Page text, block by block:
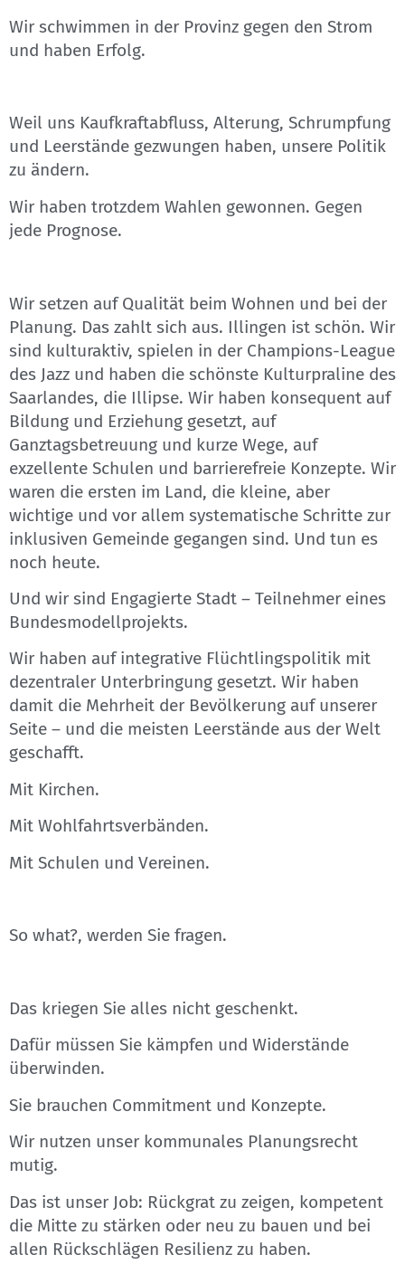
Wir schwimmen in der Provinz gegen den Strom
und haben Erfolg.
Weil uns Kaufkraftabfluss, Alterung, Schrumpfung
und Leerstände gezwungen haben, unsere Politik
zu ändern.
Wir haben trotzdem Wahlen gewonnen. Gegen
jede Prognose.
Wir setzen auf Qualität beim Wohnen und bei der
Planung. Das zahlt sich aus. Illingen ist schön. Wir
sind kulturaktiv, spielen in der Champions-League
des Jazz und haben die schönste Kulturpraline des
Saarlandes, die Illipse. Wir haben konsequent auf
Bildung und Erziehung gesetzt, auf
Ganztagsbetreuung und kurze Wege, auf
exzellente Schulen und barrierefreie Konzepte. Wir
waren die ersten im Land, die kleine, aber
wichtige und vor allem systematische Schritte zur
inklusiven Gemeinde gegangen sind. Und tun es
noch heute.
Und wir sind Engagierte Stadt – Teilnehmer eines
Bundesmodellprojekts.
Wir haben auf integrative Flüchtlingspolitik mit
dezentraler Unterbringung gesetzt. Wir haben
damit die Mehrheit der Bevölkerung auf unserer
Seite – und die meisten Leerstände aus der Welt
geschafft.
Mit Kirchen.
Mit Wohlfahrtsverbänden.
Mit Schulen und Vereinen.
So what?, werden Sie fragen.
Das kriegen Sie alles nicht geschenkt.
Dafür müssen Sie kämpfen und Widerstände
überwinden.
Sie brauchen Commitment und Konzepte.
Wir nutzen unser kommunales Planungsrecht
mutig.
Das ist unser Job: Rückgrat zu zeigen, kompetent
die Mitte zu stärken oder neu zu bauen und bei
allen Rückschlägen Resilienz zu haben.